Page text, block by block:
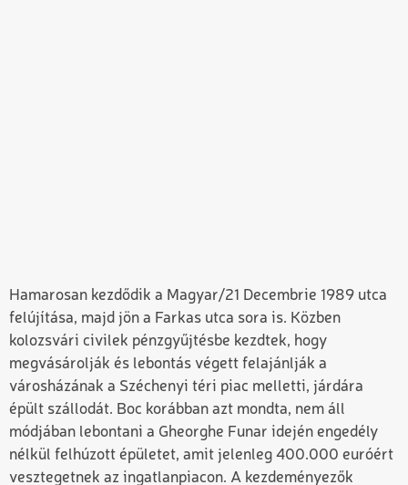
Hamarosan kezdődik a Magyar/21 Decembrie 1989 utca
felújítása, majd jön a Farkas utca sora is. Közben
kolozsvári civilek pénzgyűjtésbe kezdtek, hogy
megvásárolják és lebontás végett felajánlják a
városházának a Széchenyi téri piac melletti, járdára
épült szállodát. Boc korábban azt mondta, nem áll
módjában lebontani a Gheorghe Funar idején engedély
nélkül felhúzott épületet, amit jelenleg 400.000 euróért
vesztegetnek az ingatlanpiacon. A kezdeményezők